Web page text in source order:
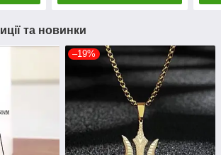
та новинки
–19%